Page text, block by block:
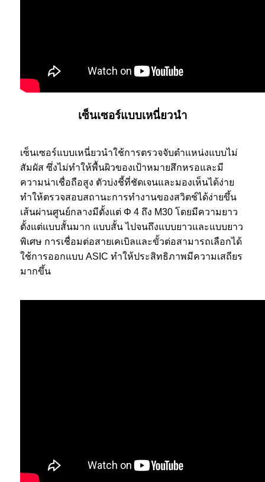
เซ็นเซอร์แบบเหนี่ยวนำ
เซ็นเซอร์แบบเหนี่ยวนำใช้การตรวจจับตำแหน่งแบบไม่
สัมผัส ซึ่งไม่ทำให้พื้นผิวของเป้าหมายสึกหรอและมี
ความน่าเชื่อถือสูง ตัวบ่งชี้ที่ชัดเจนและมองเห็นได้ง่าย
ทำให้ตรวจสอบสถานะการทำงานของสวิตช์ได้ง่ายขึ้น
เส้นผ่านศูนย์กลางมีตั้งแต่ Φ 4 ถึง M30 โดยมีความยาว
ตั้งแต่แบบสั้นมาก แบบสั้น ไปจนถึงแบบยาวและแบบยาว
พิเศษ การเชื่อมต่อสายเคเบิลและขั้วต่อสามารถเลือกได้
ใช้การออกแบบ ASIC ทำให้ประสิทธิภาพมีความเสถียร
มากขึ้น